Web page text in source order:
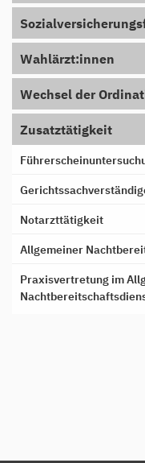
Wahlärzt:innen
Wechsel der
Zusatztätigkeit
Notarzttätigkeit
Allgemeiner
Praxisvertretung im